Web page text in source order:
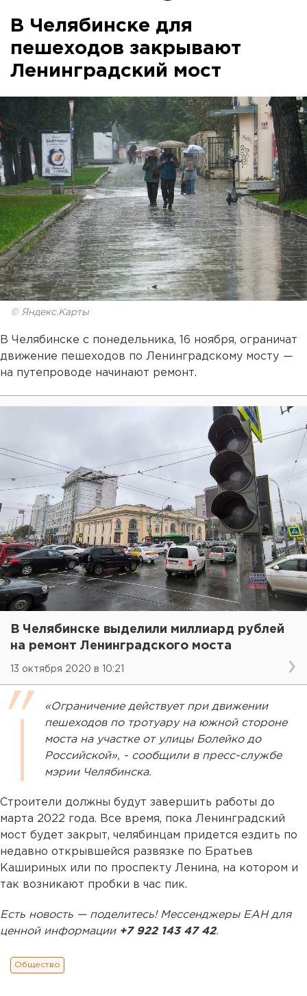
В Челябинске для
пешеходов закрывают
Ленинградский мост
© Яндекс.Карты
В Челябинске с понедельника, 16 ноября, ограничат
движение пешеходов по Ленинградскому мосту —
на путепроводе начинают ремонт.
В Челябинске выделили миллиард рублей
на ремонт Ленинградского моста
13 октября 2020 в 10:21
«Ограничение действует при движении
пешеходов по тротуару на южной стороне
моста на участке от улицы Болейко до
Российской», - сообщили в пресс-службе
мэрии Челябинска.
Строители должны будут завершить работы до
марта 2022 года. Все время, пока Ленинградский
мост будет закрыт, челябинцам придется ездить по
недавно открывшейся развязке по Братьев
Кашириных или по проспекту Ленина, на котором и
так возникают пробки в час пик.
Есть новость — поделитесь! Мессенджеры ЕАН для
ценной информации +7 922 143 47 42.
Общество